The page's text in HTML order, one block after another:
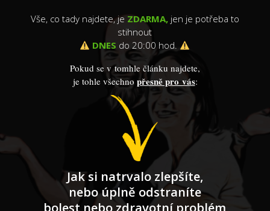
Vše, co tady najdete, je ZDARMA, jen je potřeba to
stihnout
DNES do 20:00 hod.
Pokud se v tomhle článku najdete,
je tohle všechno přesně pro vás:
Jak si natrvalo zlepšíte,
nebo úplně odstraníte
bolest nebo zdravotní problém